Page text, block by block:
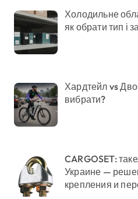
Холодильне
як обрати тип і
Хардтейл vs
вибрати?
CARGOSET:
Украине —
крепления и